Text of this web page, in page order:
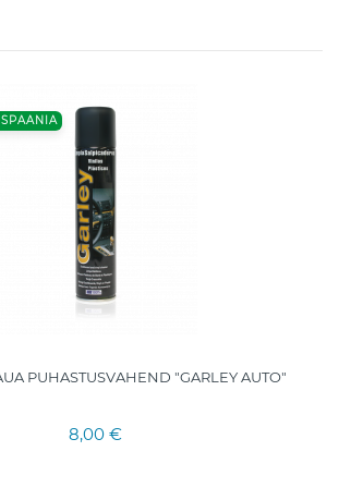
PUHASTUSVAHEND "GARLEY AUTO"
8,00 €